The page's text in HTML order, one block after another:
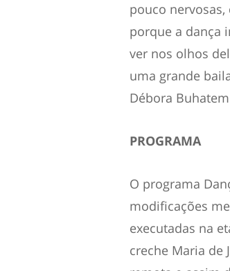
pouco
porque a dança
ver nos olhos
uma grande
Débora
PROGRAMA
O programa
modificações
executadas na
creche Maria de